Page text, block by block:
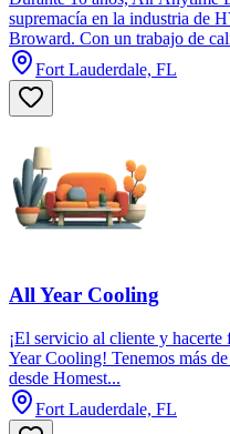
supremacía en la industria de
Broward. Con un trabajo de
Fort Lauderdale, FL
All Year Cooling
¡El servicio al cliente y
Year Cooling! Tenemos más
desde Homest...
Fort Lauderdale, FL